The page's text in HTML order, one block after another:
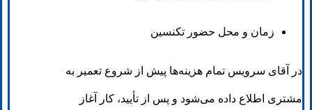
زمان و محل حضور تکنسین
در آقای سرویس تمام هزینه‌ها پیش از شروع تعمیر به
مشتری اطلاع داده می‌شود و پس از تأیید، کار آغاز